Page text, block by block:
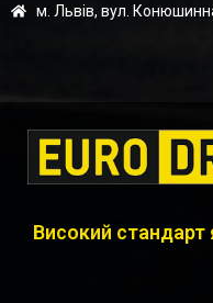
м. Львів, вул.
Високий стандарт